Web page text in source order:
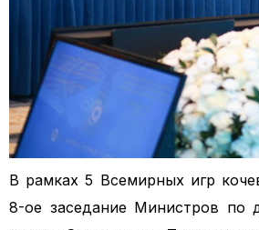
В рамках 5 Всемирных игр
8-ое заседание Министров по